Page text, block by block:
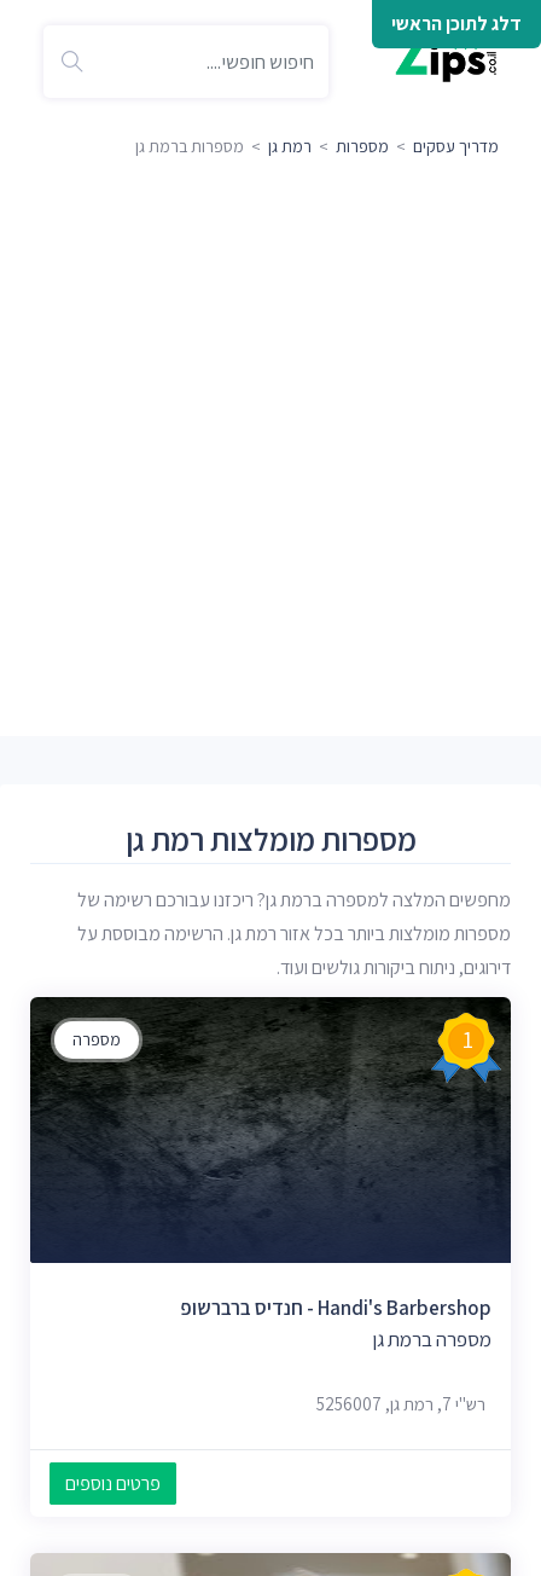
דלג לתוכן הראשי
מדריך עסקים > מספרות > רמת גן > מספרות ברמת גן
מספרות מומלצות רמת גן
מחפשים המלצה למספרה ברמת גן? ריכזנו עבורכם רשימה של
מספרות מומלצות ביותר בכל אזור רמת גן. הרשימה מבוססת על
דירוגים, ניתוח ביקורות גולשים ועוד.
מספרה 1
Handi's Barbershop - חנדיס ברברשופ
מספרה ברמת גן
רש"י 7, רמת גן, 5256007
פרטים נוספים